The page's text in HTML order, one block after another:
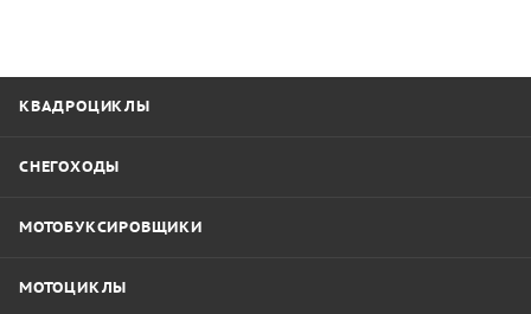
КВАДРОЦИКЛЫ
СНЕГОХОДЫ
МОТОБУКСИРОВЩИКИ
МОТОЦИКЛЫ